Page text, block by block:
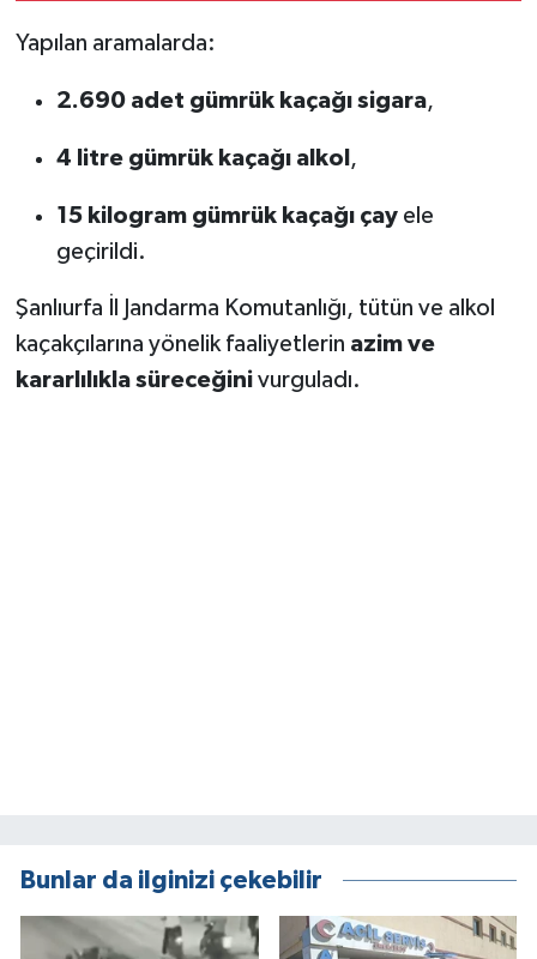
Yapılan aramalarda:
2.690 adet gümrük kaçağı sigara,
4 litre gümrük kaçağı alkol ,
15 kilogram gümrük kaçağı çayele
geçirildi.
Şanlıurfa İl Jandarma Komutanlığı, tütün ve alkol
kaçakçılarına yönelik faaliyetlerin azim ve
kararlılıkla süreceğinivurguladı.
Bunlar da ilginizi çekebilir